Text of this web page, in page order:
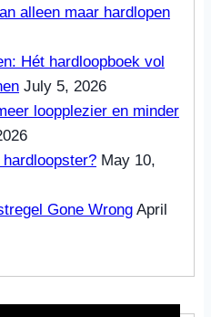
alleen maar hardlopen
Hét hardloopboek vol
July 5, 2026
loopplezier en minder
May 10,
Gone Wrong April